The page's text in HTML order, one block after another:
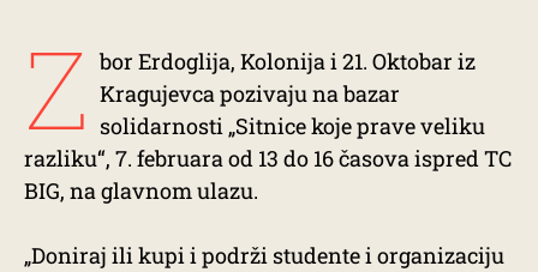
Z bor Erdoglija, Kolonija i 21. Oktobar iz
Kragujevca pozivaju na bazar
solidarnosti „Sitnice koje prave veliku
razliku“, 7. februara od 13 do 16 časova ispred TC
BIG, na glavnom ulazu.
„Doniraj ili kupi i podrži studente i organizaciju